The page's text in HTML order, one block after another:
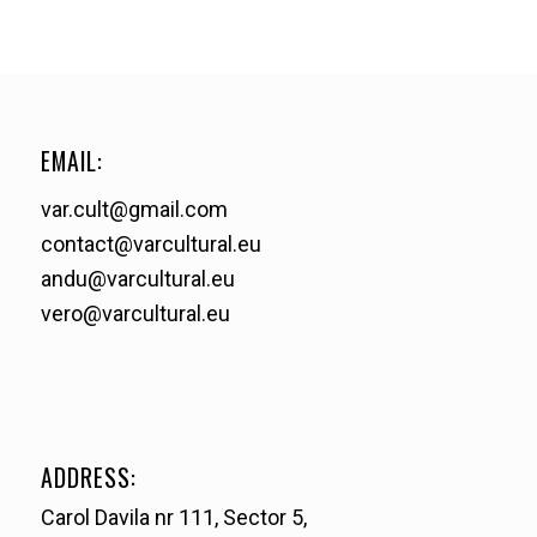
EMAIL:
var.cult@gmail.com
contact@varcultural.eu
andu@varcultural.eu
vero@varcultural.eu
ADDRESS:
Carol Davila nr 111, Sector 5,